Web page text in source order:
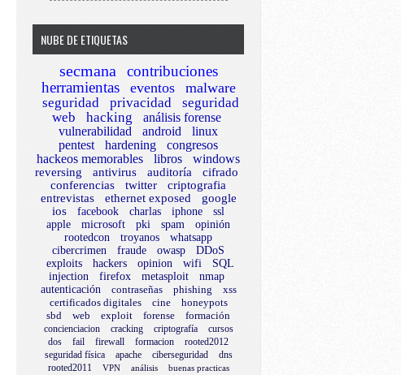
NUBE DE ETIQUETAS
secmana
contribuciones
herramientas
eventos malware
seguridad privacidad
seguridad
web
hacking
análisis forense
vulnerabilidad
android
linux
pentest
hardening
congresos
hackeos memorables
libros windows
reversing antivirus auditoría
cifrado
conferencias
twitter
criptografia
entrevistas
ethernet exposed
google
ios
facebook charlas iphone
ssl
apple
microsoft pki spam
opinión
rootedcon
troyanos
whatsapp
cibercrimen
fraude owasp
DDoS
exploits
hackers opinion wifi
SQL
injection
firefox metasploit
nmap
autenticación
contraseñas phishing
xss
certificados digitales
cine
honeypots
sbd
web exploit forense formación
concienciacion cracking criptografía
cursos
dos
fail firewall formacion
rooted2012
seguridad física
apache ciberseguridad
dns
rooted2011
VPN análisis
buenas practicas